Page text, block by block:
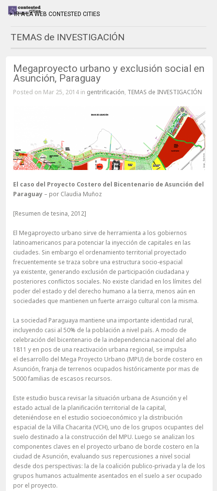
> IR A LA WEB CONTESTED CITIES
TEMAS de INVESTIGACIÓN
Megaproyecto urbano y exclusión social en
Asunción, Paraguay
Posted on Mar 25, 2014 in gentrificación, TEMAS de INVESTIGACIÓN
El caso del Proyecto Costero del Bicentenario de Asunción del
Paraguay – por Claudia Muñoz
[Resumen de tesina, 2012]
El Megaproyecto urbano sirve de herramienta a los gobiernos
latinoamericanos para potenciar la inyección de capitales en las
ciudades. Sin embargo el ordenamiento territorial proyectado
frecuentemente se traza sobre una estructura socio-espacial
ya existente, generando exclusión de participación ciudadana y
posteriores conflictos sociales. No existe claridad en los límites del
poder del estado y del derecho humano a la tierra, menos aún en
sociedades que mantienen un fuerte arraigo cultural con la misma.
La sociedad Paraguaya mantiene una importante identidad rural,
incluyendo casi al 50% de la población a nivel país. A modo de
celebración del bicentenario de la independencia nacional del año
1811 y en pos de una reactivación urbana regional, se impulsa
el desarrollo del Mega Proyecto Urbano (MPU) de borde costero en
Asunción, franja de terrenos ocupados históricamente por mas de
5000 familias de escasos recursos.
Este estudio busca revisar la situación urbana de Asunción y el
estado actual de la planificación territorial de la capital,
deteniéndose en el estudio socioeconómico y la distribución
espacial de la Villa Chacarita (VCH), uno de los grupos ocupantes del
suelo destinado a la construcción del MPU. Luego se analizan los
componentes claves en el proyecto urbano de borde costero en la
ciudad de Asunción, evaluando sus repercusiones a nivel social
desde dos perspectivas: la de la coalición publico-privada y la de los
grupos humanos actualmente asentados en el suelo a ser ocupado
por el proyecto.